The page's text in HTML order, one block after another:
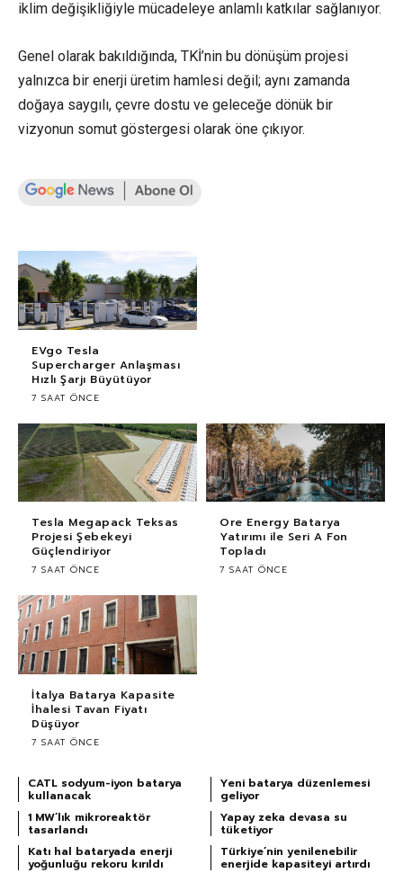
iklim değişikliğiyle mücadeleye anlamlı katkılar sağlanıyor.
Genel olarak bakıldığında, TKİ’nin bu dönüşüm projesi
yalnızca bir enerji üretim hamlesi değil; aynı zamanda
doğaya saygılı, çevre dostu ve geleceğe dönük bir
vizyonun somut göstergesi olarak öne çıkıyor.
EVgo Tesla
Supercharger Anlaşması
Hızlı Şarjı Büyütüyor
7 SAAT ÖNCE
Tesla Megapack Teksas
Projesi Şebekeyi
Güçlendiriyor
7 SAAT ÖNCE
Ore Energy Batarya
Yatırımı ile Seri A Fon
Topladı
7 SAAT ÖNCE
İtalya Batarya Kapasite
İhalesi Tavan Fiyatı
Düşüyor
7 SAAT ÖNCE
CATL sodyum-iyon batarya
kullanacak
Yeni batarya düzenlemesi
geliyor
1 MW’lık mikroreaktör
tasarlandı
Yapay zeka devasa su
tüketiyor
Katı hal bataryada enerji
yoğunluğu rekoru kırıldı
Türkiye’nin yenilenebilir
enerjide kapasiteyi artırdı